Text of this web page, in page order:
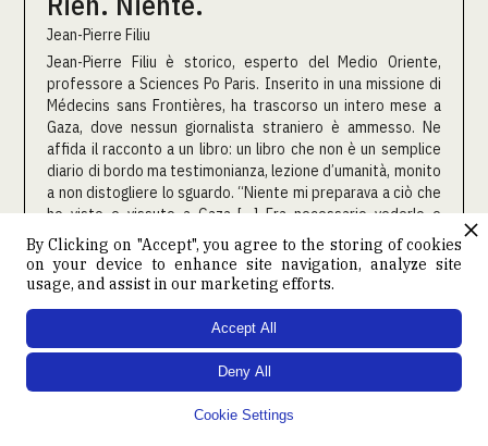
Jean-Pierre Filiu
Jean-Pierre Filiu è storico, esperto del Medio Oriente,
professore a Sciences Po Paris. Inserito in una missione di
Médecins sans Frontières, ha trascorso un intero mese a
Gaza, dove nessun giornalista straniero è ammesso. Ne
affida il racconto a un libro: un libro che non è un semplice
diario di bordo ma testimonianza, lezione d’umanità, monito
a non distogliere lo sguardo. “Niente mi preparava a ciò che
ho visto e vissuto a Gaza […] Era necessario vederlo e
viverlo, per ritrovare a Gaza non soltanto il senso delle
parole, ma anche i semplici valori della nostra umanità
comune”
 CONTINUA A LEGGERE
By Clicking on "Accept", you agree to the storing of cookies
on your device to enhance site navigation, analyze site
usage, and assist in our marketing efforts.
Cookie Settings
Deny All
Accept All